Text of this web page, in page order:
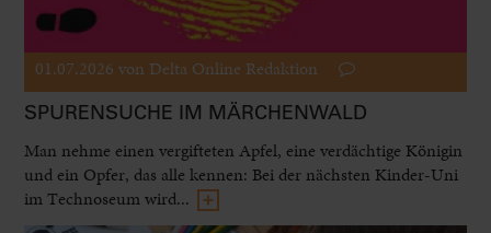
01.07.2026 von Delta Online Redaktion
SPURENSUCHE IM MÄRCHENWALD
Man nehme einen vergifteten Apfel, eine verdächtige Königin
und ein Opfer, das alle kennen: Bei der nächsten Kinder-Uni
im Technoseum wird...